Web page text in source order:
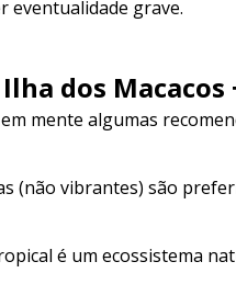
eventualidade grave.
dos Macacos
mente algumas
(não vibrantes) são
é um ecossistema